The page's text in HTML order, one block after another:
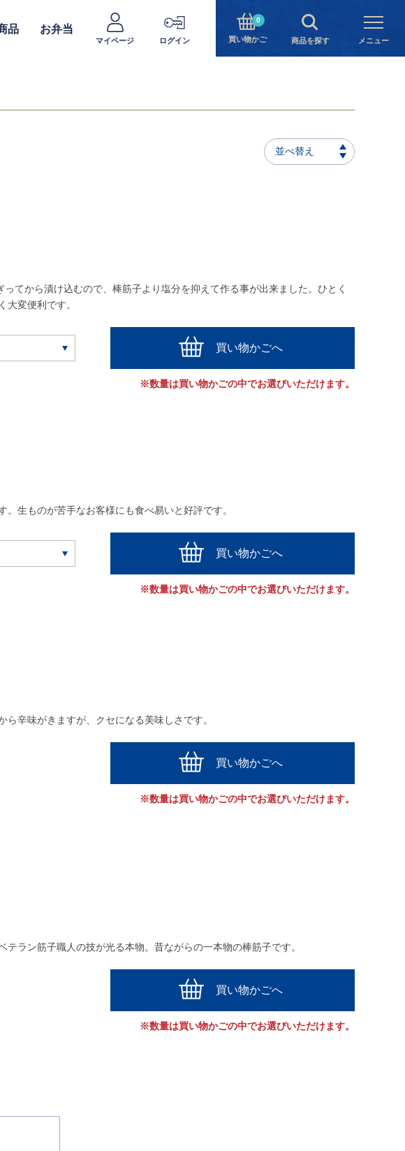
品 お弁当
マイページ ログイン
0
買い物かご 商品を探す メニュー
並べ替え
てから漬け込むので、棒筋子より塩分を抑えて作る事が出来ました。ひとく
変便利です。
買い物かごへ
※数量は買い物かごの中でお選びいただけます。
生ものが苦手なお客様にも食べ易いと好評です。
買い物かごへ
※数量は買い物かごの中でお選びいただけます。
辛味がきますが、クセになる美味しさです。
買い物かごへ
※数量は買い物かごの中でお選びいただけます。
ラン筋子職人の技が光る本物。昔ながらの一本物の棒筋子です。
買い物かごへ
※数量は買い物かごの中でお選びいただけます。